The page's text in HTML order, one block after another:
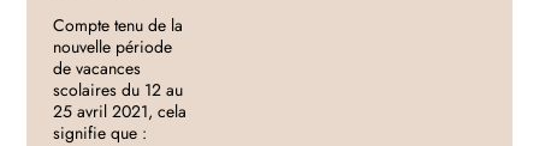
Compte tenu de la
nouvelle période
de vacances
scolaires du 12 au
25 avril 2021, cela
signifie que :